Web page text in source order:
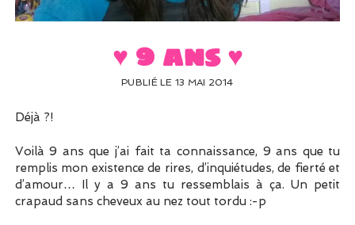
UN PEU DE DÉCO ?
♥ 9 ans ♥
PUBLIÉ LE 13 MAI 2014
Déjà ?!
Voilà 9 ans que j’ai fait ta connaissance, 9 ans que tu
remplis mon existence de rires, d’inquiétudes, de fierté et
d’amour… Il y a 9 ans tu ressemblais à ça. Un petit
crapaud sans cheveux au nez tout tordu :-p